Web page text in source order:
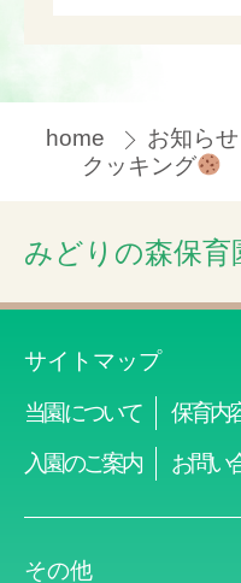
home お知らせ
クッキング
みどりの森保育
サイトマップ
当園について 保育内
入園のご案内 お問い
その他